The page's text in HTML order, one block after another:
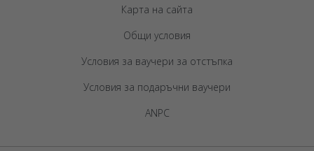
Карта на сайта
Общи условия
Условия за ваучери за отстъпка
Условия за подаръчни ваучери
ANPC